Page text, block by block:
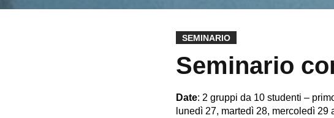
SEMINARIO
Seminario
Date: 2 gruppi da 10 studenti –
lunedì 27, martedì 28, mercoledì 29